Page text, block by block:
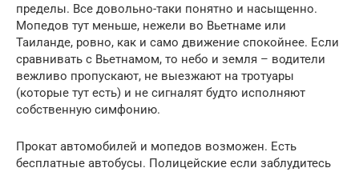
пределы. Все довольно-таки понятно и насыщенно.
Мопедов тут меньше, нежели во Вьетнаме или
Таиланде, ровно, как и само движение спокойнее. Если
сравнивать с Вьетнамом, то небо и земля – водители
вежливо пропускают, не выезжают на тротуары
(которые тут есть) и не сигналят будто исполняют
собственную симфонию.
Прокат автомобилей и мопедов возможен. Есть
бесплатные автобусы. Полицейские если заблудитесь